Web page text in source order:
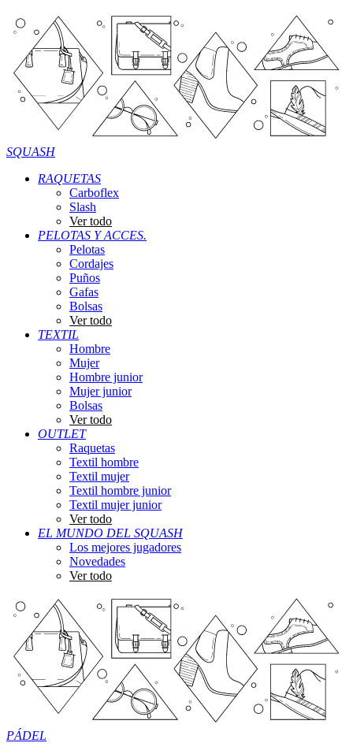
SQUASH
RAQUETAS
Carboflex
Slash
Ver todo
PELOTAS Y ACCES.
Pelotas
Cordajes
Puños
Gafas
Bolsas
Ver todo
TEXTIL
Hombre
Mujer
Hombre junior
Mujer junior
Bolsas
Ver todo
OUTLET
Raquetas
Textil hombre
Textil mujer
Textil hombre junior
Textil mujer junior
Ver todo
EL MUNDO DEL SQUASH
Los mejores jugadores
Novedades
Ver todo
PÁDEL